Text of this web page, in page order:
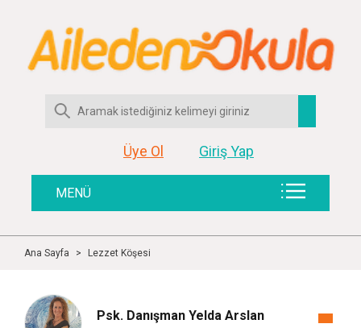
Üye Ol Giriş Yap
MENÜ
Ana Sayfa > Lezzet Köşesi
Psk. Danışman Yelda Arslan